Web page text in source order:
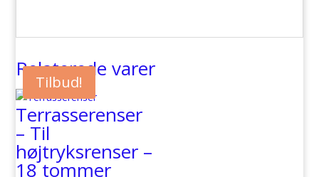
Relaterede varer
Tilbud!
Terrasserenser
– Til
højtryksrenser –
18 tommer